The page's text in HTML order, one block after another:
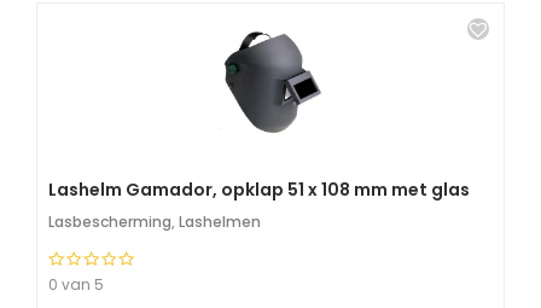
Lashelm Gamador, opklap 51 x 108 mm met glas
Lasbescherming, Lashelmen
0 van 5